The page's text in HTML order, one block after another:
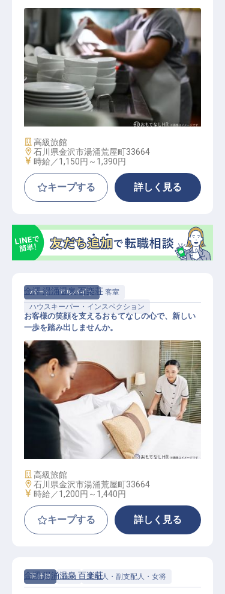
調理補助員（朝）
施設業態
高級旅館
勤務地
石川県金沢市湯涌荒屋町33664
給与
時給／1,150円～ 1,390円
キープする 詳しく見る
パート・アルバイト
客室
ハウスキーパー・インスペクション
清掃スタッフ
金澤 湯涌温泉 百楽荘
お客様の笑顔を支えるおもてなしの心で、新しい
一歩を踏み出しませんか。
施設業態
高級旅館
勤務地
石川県金沢市湯涌荒屋町33664
給与
時給／1,200円～ 1,440円
キープする 詳しく見る
正社員 宿泊 支配人・副支配人・女将
金澤 湯涌温泉 百楽荘